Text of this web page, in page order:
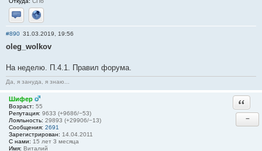
Отправить личное сообщение
Сайт
#890 31.03.2019, 19:56
oleg_wolkov
На неделю. П.4.1. Правил форума.
Да, я зануда, я знаю...
Шифер
Возраст: 55
Репутация: 9633 (+9686/−53)
Лояльность: 29893 (+29906/−13)
Сообщения: 2691
Зарегистрирован: 14.04.2011
С нами: 15 лет 3 месяца
Имя: Виталий
−